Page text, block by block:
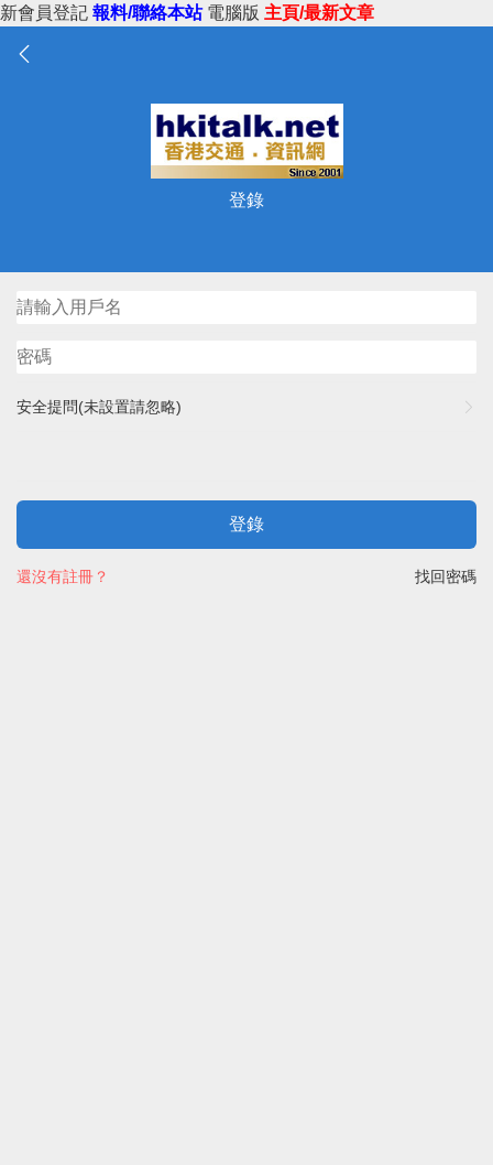
新會員登記 報料/聯絡本站 電腦版 主頁/最新文章
登錄
安全提問(未設置請忽略)
登錄
找回密碼
還沒有註冊？